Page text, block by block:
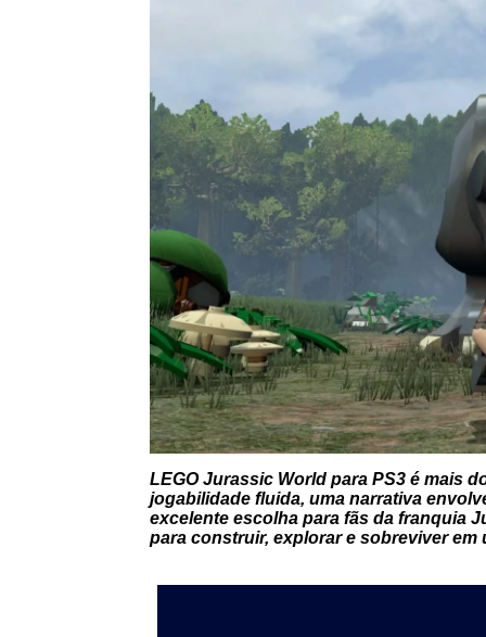
LEGO Jurassic World para PS3 é mais
jogabilidade fluida, uma narrativa
excelente escolha para fãs da franquia
para construir, explorar e sobreviver